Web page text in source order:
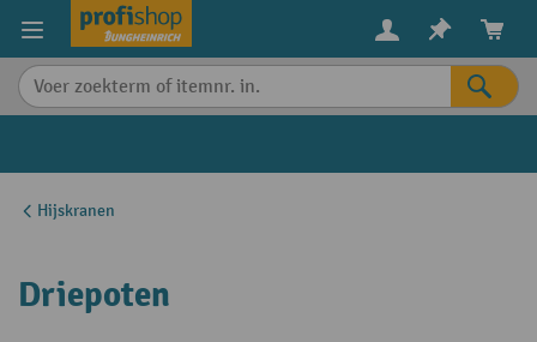
content
Hijskranen
Driepoten